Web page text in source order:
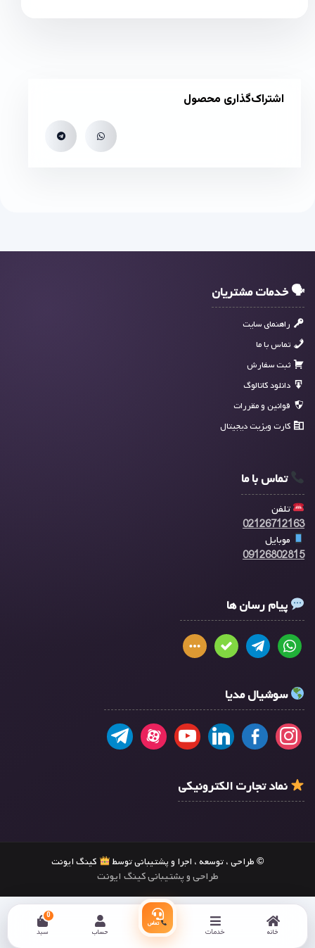
خانه خدمات
تماس
حساب سبد
0
اشتراک‌گذاری محصول
🗣 خدمات مشتریان
راهنمای سایت
تماس با ما
ثبت سفارش
دانلود کاتالوگ
قوانین و مقررات
کارت ویزیت دیجیتال
تماس با ما
تلفن
02126712163
موبایل
09126802815
پیام رسان ها
سوشیال مدیا
نماد تجارت الکترونیکی
© طراحی ، توسعه ، اجرا و پشتیبانی توسط کینگ ایونت
طراحی و پشتیبانی کینگ ایونت